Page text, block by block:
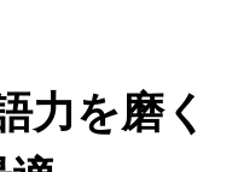
力を磨く